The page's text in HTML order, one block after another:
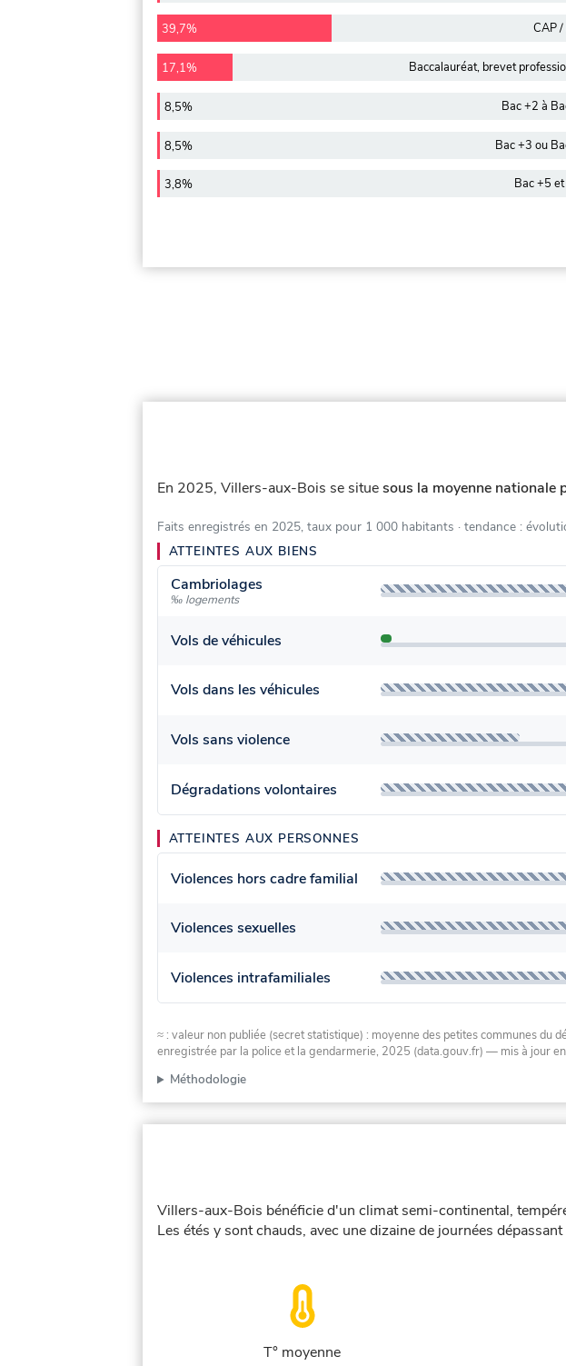
39,7% CAP /
17,1% Baccalauréat, brevet
8,5% Bac +2 à
8,5% Bac +3 ou
3,8% Bac +5
En 2025, Villers-aux-Bois se situesous la moyenne nationale
Faits enregistrés en 2025, taux pour 1 000 habitants · tendance :
ATTEINTES AUX BIENS
Cambriolages
‰ logements
Vols de véhicules
Vols dans les véhicules
Vols sans violence
Dégradations volontaires
ATTEINTES AUX PERSONNES
Violences hors cadre familial
Violences sexuelles
Violences intrafamiliales
≈ : valeur non publiée (secret statistique) : moyenne des petites communes du
enregistrée par la police et la gendarmerie, 2025 (data.gouv.fr) — mis à jour
Méthodologie
Villers-aux-Bois bénéficie d'un climat semi-continental,
Les étés y sont chauds, avec une dizaine de journées
T° moyenne